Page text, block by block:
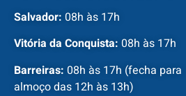
Salvador: 08h às 17h
Vitória da Conquista: 08h às 17h
Barreiras: 08h às 17h (fecha para
almoço das 12h às 13h)